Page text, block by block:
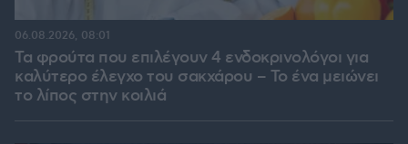
Τα φρούτα που επιλέγουν 4 ενδοκρινολόγοι για
καλύτερο έλεγχο του σακχάρου – Το ένα μειώνει
το λίπος στην κοιλιά
06.08.2026, 08:01